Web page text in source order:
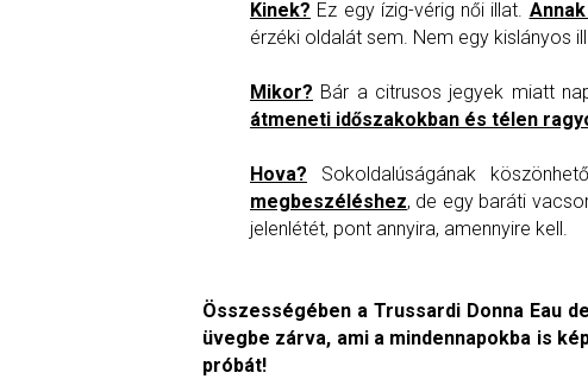
Kinek? Ez egy ízig-vérig női illat.
érzéki oldalát sem. Nem egy kislányos
Mikor? Bár a citrusos jegyek miatt
átmeneti időszakokban és télen
Hova? Sokoldalúságának
megbeszéléshez, de egy baráti
jelenlétét, pont annyira, amennyire kell.
Összességében a Trussardi Donna Eau
üvegbe zárva, ami a mindennapokba is
próbát!